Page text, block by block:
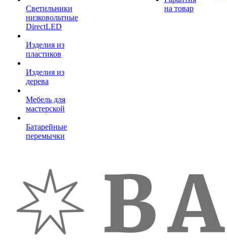
Светильники
низковольтные
DirectLED
Изделия из
пластиков
Изделия из
дерева
Мебель для
мастерской
Батарейные
перемычки
на товар